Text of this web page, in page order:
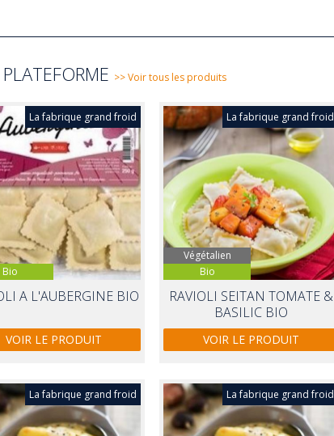
>> Voir tous les produits
La fabrique grand froid
Bio
A L'AUBERGINE BIO
VOIR LE PRODUIT
La fabrique grand froid
Bio
Végétalien
RAVIOLI SEITAN TOMATE &
BASILIC BIO
VOIR LE PRODUIT
La fabrique grand froid La fabrique grand froid